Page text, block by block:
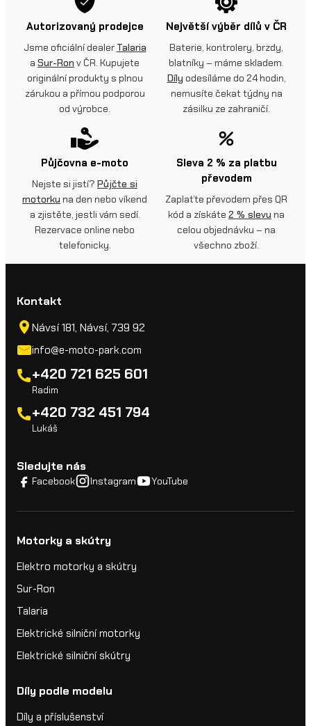
Autorizovaný prodejce
Jsme oficiální dealer Talaria
a Sur-Ron v ČR. Kupujete
originální produkty s plnou
zárukou a přímou podporou
od výrobce.
Největší výběr dílů v ČR
Baterie, kontrolery, brzdy,
blatníky – máme skladem.
Díly odesíláme do 24 hodin,
nemusíte čekat týdny na
zásilku ze zahraničí.
Půjčovna e-moto
Nejste si jistí? Půjčte si
motorku na den nebo víkend
a zjistěte, jestli vám sedí.
Rezervace online nebo
telefonicky.
Sleva 2 % za platbu
převodem
Zaplaťte převodem přes QR
kód a získáte 2 % slevu na
celou objednávku – na
všechno zboží.
Kontakt
Návsí 181, Návsí, 739 92
info@e-moto-park.com
+420 721 625 601
Radim
+420 732 451 794
Lukáš
Sledujte nás
Facebook Instagram YouTube
Motorky a skútry
Elektro motorky a skútry
Sur-Ron
Talaria
Elektrické silniční motorky
Elektrické silniční skútry
Díly podle modelu
Díly a příslušenství